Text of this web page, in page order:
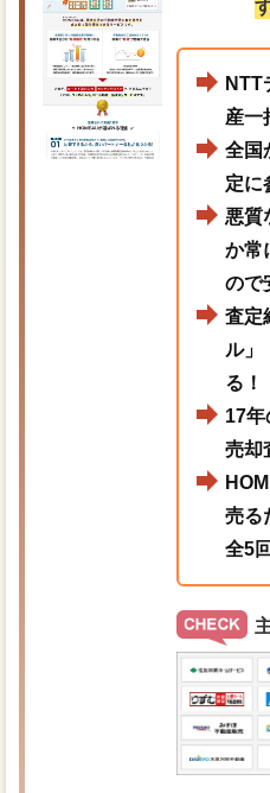
NTT
産一
全国
定に
悪質
か常
ので
査定
ル」
る！
17年
売却
売る
全5